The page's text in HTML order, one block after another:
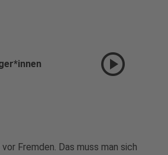
play_circle
Fremden. Das muss man sich